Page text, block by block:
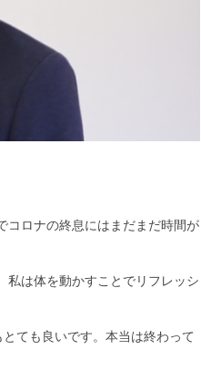
コロナの終息にはまだまだ時間が
私は体を動かすことでリフレッシ
ても良いです。本当は終わって